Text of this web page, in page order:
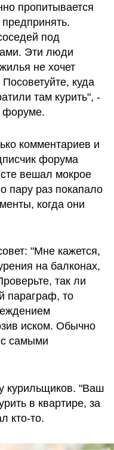
пропитывается
под
Эти люди
не хочет
куда
там курить", -
форуме.
комментариев и
форума
вешал мокрое
пару раз покапало
когда они
"Мне кажется,
на балконах,
так ли
параграф, то
иском. Обычно
с самыми
курильщиков. "Ваш
в квартире, за
кто-то.